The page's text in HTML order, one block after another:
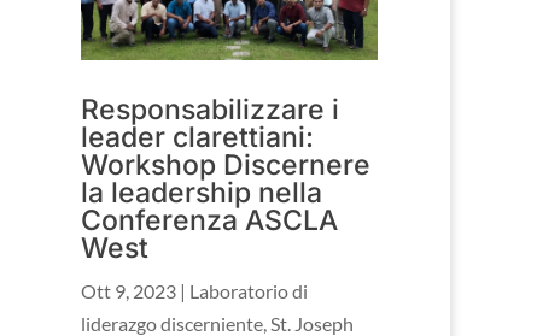
Responsabilizzare i
leader clarettiani:
Workshop Discernere
la leadership nella
Conferenza ASCLA
West
Ott 9, 2023 | Laboratorio di
liderazgo discerniente St. Joseph